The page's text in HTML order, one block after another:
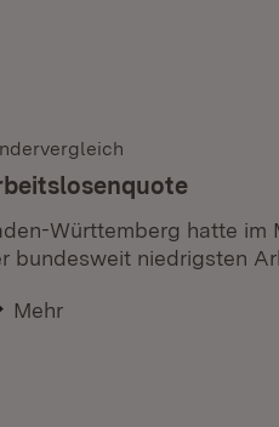
Württemberg hatte im
bundesweit niedrigsten
Mehr